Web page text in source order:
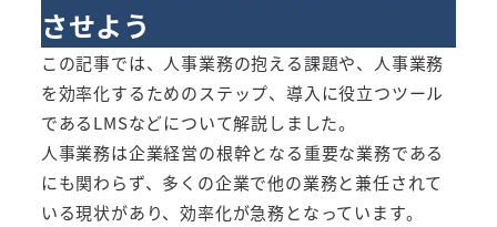
させよう
この記事では、人事業務の抱える課題や、人事業務
を効率化するためのステップ、導入に役立つツール
であるLMSなどについて解説しました。
人事業務は企業経営の根幹となる重要な業務である
にも関わらず、多くの企業で他の業務と兼任されて
いる現状があり、効率化が急務となっています。